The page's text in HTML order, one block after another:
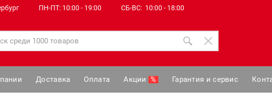
ПН-ПТ: 10:00 - 19:00 СБ-ВС: 10:00 - 18:00
Доставка Оплата Акции % Гарантия и сервис